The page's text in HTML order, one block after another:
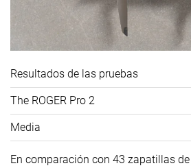
Resultados de las pruebas
The ROGER Pro 2
Media
En comparación con 43 zapatillas